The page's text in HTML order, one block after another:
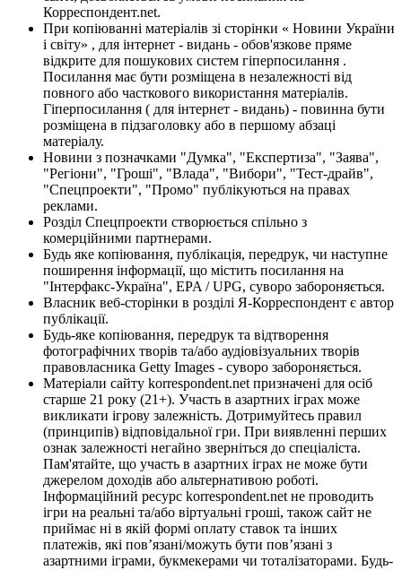
Корреспондент.net.
При копіюванні матеріалів зі сторінки « Новини України
і світу» , для інтернет - видань - обов'язкове пряме
відкрите для пошукових систем гіперпосилання .
Посилання має бути розміщена в незалежності від
повного або часткового використання матеріалів.
Гіперпосилання ( для інтернет - видань) - повинна бути
розміщена в підзаголовку або в першому абзаці
матеріалу.
Новини з позначками "Думка", "Експертиза", "Заява",
"Регіони", "Гроші", "Влада", "Вибори", "Тест-драйв",
"Спецпроекти", "Промо" публікуються на правах
реклами.
Розділ Спецпроекти створюється спільно з
комерційними партнерами.
Будь яке копіювання, публікація, передрук, чи наступне
поширення інформації, що містить посилання на
"Інтерфакс-Україна", EPA / UPG, суворо забороняється.
Власник веб-сторінки в розділі Я-Корреспондент є автор
публікації.
Будь-яке копіювання, передрук та відтворення
фотографічних творів та/або аудіовізуальних творів
правовласника Getty Images - суворо забороняється.
Матеріали сайту korrespondent.net призначені для осіб
старше 21 року (21+). Участь в азартних іграх може
викликати ігрову залежність. Дотримуйтесь правил
(принципів) відповідальної гри. При виявленні перших
ознак залежності негайно зверніться до спеціаліста.
Пам'ятайте, що участь в азартних іграх не може бути
джерелом доходів або альтернативою роботі.
Інформаційний ресурс korrespondent.net не проводить
ігри на реальні та/або віртуальні гроші, також сайт не
приймає ні в якій формі оплату ставок та інших
платежів, які пов’язані/можуть бути пов’язані з
азартними іграми, букмекерами чи тоталізаторами. Будь-